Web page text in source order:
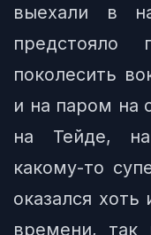
выехали в
поколесить
и на паром на
на Тейде,
какому-то
оказался
времени, так